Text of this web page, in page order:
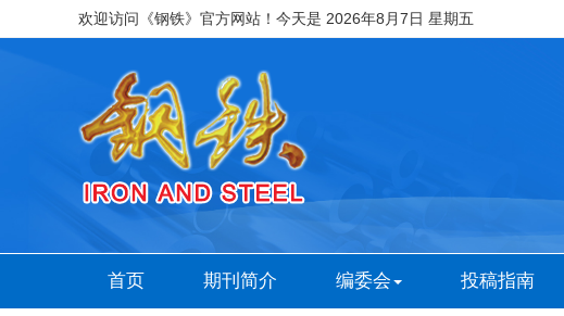
欢迎访问《钢铁》官方网站！今天是 2026年8月7日 星期五
首页 期刊简介 编委会 投稿指南